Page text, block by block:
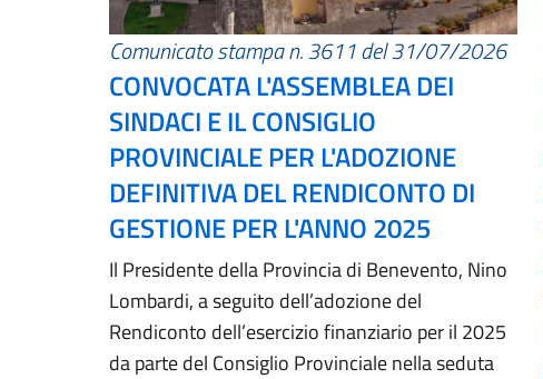
Comunicato stampa n. 3611 del 31/07/2026
CONVOCATA L'ASSEMBLEA DEI
SINDACI E IL CONSIGLIO
PROVINCIALE PER L'ADOZIONE
DEFINITIVA DEL RENDICONTO DI
GESTIONE PER L'ANNO 2025
Il Presidente della Provincia di Benevento, Nino
Lombardi, a seguito dell’adozione del
Rendiconto dell’esercizio finanziario per il 2025
da parte del Consiglio Provinciale nella seduta